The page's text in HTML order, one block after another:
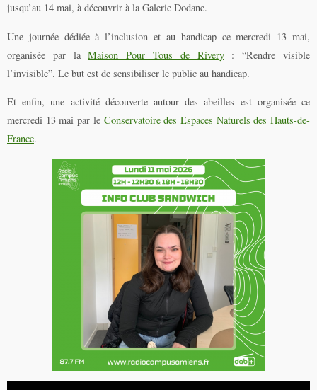
jusqu’au 14 mai, à découvrir à la Galerie Dodane.
Une journée dédiée à l’inclusion et au handicap ce mercredi 13 mai,
organisée par laMaison Pour Tous de Rivery: “Rendre visible
l’invisible”. Le but est de sensibiliser le public au handicap.
Et enfin, une activité découverte autour des abeilles est organisée ce
mercredi 13 mai par le Conservatoire des Espaces Naturels des Hauts-de-
France.